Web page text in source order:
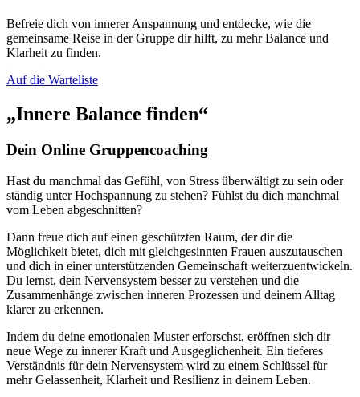
Befreie dich von innerer Anspannung und entdecke, wie die
gemeinsame Reise in der Gruppe dir hilft, zu mehr Balance und
Klarheit zu finden.
Auf die Warteliste
„Innere Balance finden“
Dein Online Gruppencoaching
Hast du manchmal das Gefühl, von Stress überwältigt zu sein oder
ständig unter Hochspannung zu stehen? Fühlst du dich manchmal
vom Leben abgeschnitten?
Dann freue dich auf einen geschützten Raum, der dir die
Möglichkeit bietet, dich mit gleichgesinnten Frauen auszutauschen
und dich in einer unterstützenden Gemeinschaft weiterzuentwickeln.
Du lernst, dein Nervensystem besser zu verstehen und die
Zusammenhänge zwischen inneren Prozessen und deinem Alltag
klarer zu erkennen.
Indem du deine emotionalen Muster erforschst, eröffnen sich dir
neue Wege zu innerer Kraft und Ausgeglichenheit. Ein tieferes
Verständnis für dein Nervensystem wird zu einem Schlüssel für
mehr Gelassenheit, Klarheit und Resilienz in deinem Leben.